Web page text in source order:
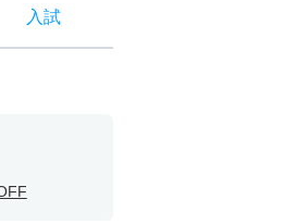
入試